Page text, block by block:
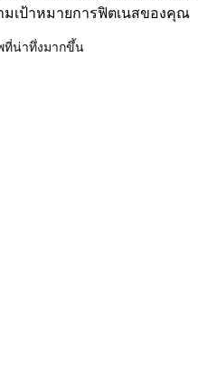
เป้าหมายการฟิตเนสของคุณ
ที่น่าทึ่งมากขึ้น